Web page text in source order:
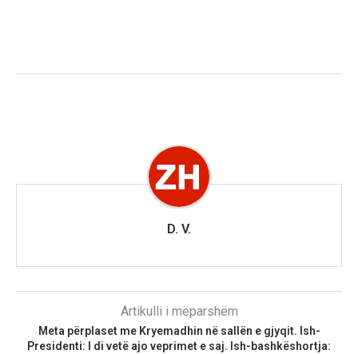
D. V.
Artikulli i mëparshëm
Meta përplaset me Kryemadhin në sallën e gjyqit. Ish-
Presidenti: I di vetë ajo veprimet e saj. Ish-bashkëshortja: